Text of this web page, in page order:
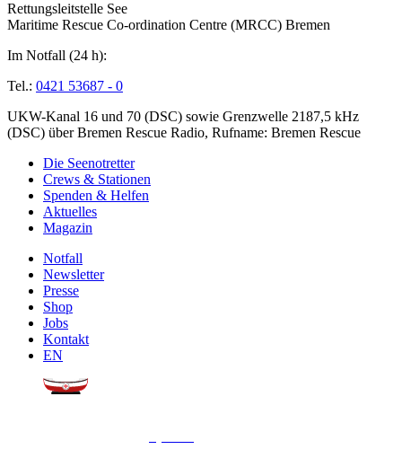
Rettungsleitstelle See
Maritime Rescue Co-ordination Centre (MRCC) Bremen
Im Notfall (24 h):
Tel.: 0421 53687 - 0
UKW-Kanal 16 und 70 (DSC) sowie Grenzwelle 2187,5 kHz
(DSC) über Bremen Rescue Radio, Rufname: Bremen Rescue
Die Seenotretter
Crews & Stationen
Spenden & Helfen
Aktuelles
Magazin
Notfall
Newsletter
Presse
Shop
Jobs
Kontakt
EN